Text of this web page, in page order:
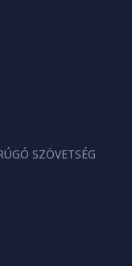
SZÖVETSÉG